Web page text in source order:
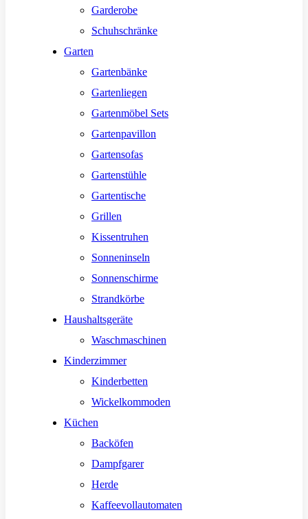
Garderobe
Schuhschränke
Garten
Gartenbänke
Gartenliegen
Gartenmöbel Sets
Gartenpavillon
Gartensofas
Gartenstühle
Gartentische
Grillen
Kissentruhen
Sonneninseln
Sonnenschirme
Strandkörbe
Haushaltsgeräte
Waschmaschinen
Kinderzimmer
Kinderbetten
Wickelkommoden
Küchen
Backöfen
Dampfgarer
Herde
Kaffeevollautomaten